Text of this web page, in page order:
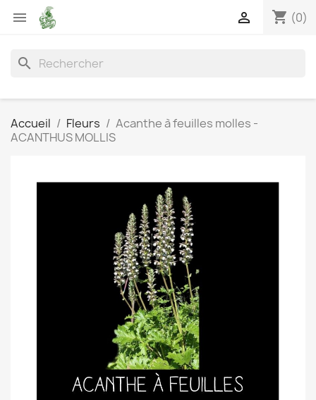
 shopping_cart (0)

search
Accueil Fleurs
Acanthe à feuilles molles -
ACANTHUS MOLLIS